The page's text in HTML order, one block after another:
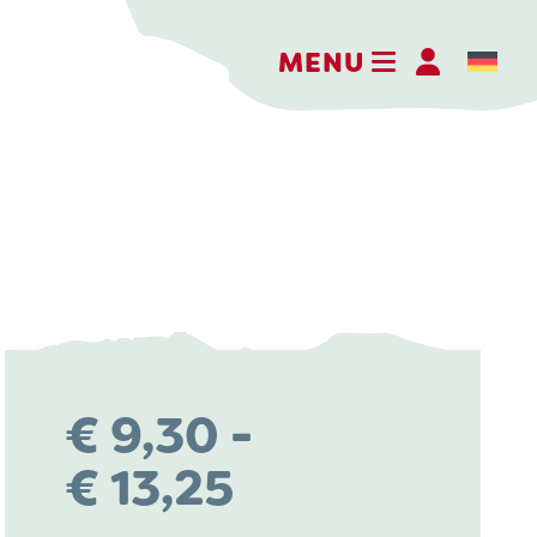
MENU
7137 HG Lievelde
info@kaasboerderijweenink.nl
€ 9,30 -
€13,25